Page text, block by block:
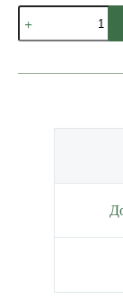
количество
за
Зимна
Лисица